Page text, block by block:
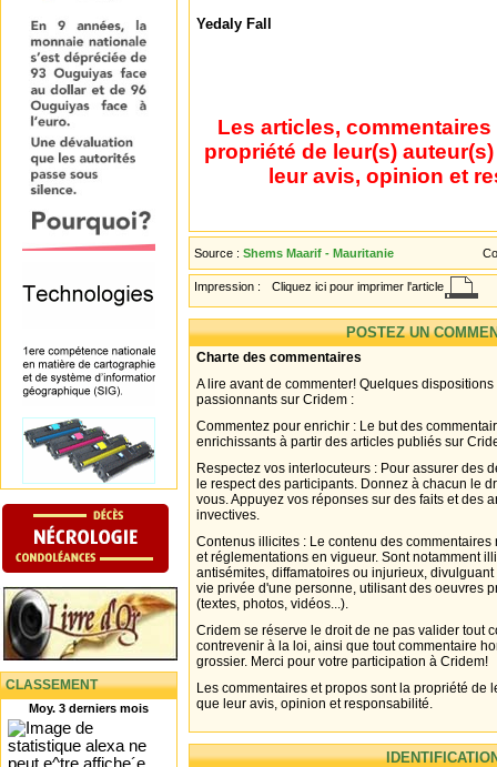
CLASSEMENT
Moy. 3 derniers mois
Yedaly Fall
Les articles,
propriété de leur(s)
leur avis, opinion et
Source : Shems Maarif - Mauritanie
Impression : Cliquez ici pour imprimer l'article
POSTEZ UN
Charte des commentaires
A lire avant de commenter! Quelques
passionnants sur Cridem :
Commentez pour enrichir : Le but des
enrichissants à partir des articles publiés sur
Respectez vos interlocuteurs : Pour assurer des
le respect des participants. Donnez à chacun le
vous. Appuyez vos réponses sur des faits et des
invectives.
Contenus illicites : Le contenu des
et réglementations en vigueur. Sont notamment
antisémites, diffamatoires ou injurieux,
vie privée d'une personne, utilisant des oeuvres
(textes, photos, vidéos...).
Cridem se réserve le droit de ne pas valider tout
contrevenir à la loi, ainsi que tout commentaire
grossier. Merci pour votre participation à Cridem!
Les commentaires et propos sont la propriété de
que leur avis, opinion et responsabilité.